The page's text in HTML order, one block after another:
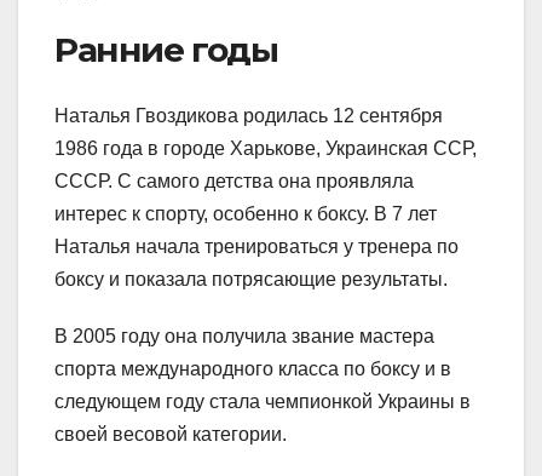
Ранние годы
Наталья Гвоздикова родилась 12 сентября
1986 года в городе Харькове, Украинская ССР,
СССР. С самого детства она проявляла
интерес к спорту, особенно к боксу. В 7 лет
Наталья начала тренироваться у тренера по
боксу и показала потрясающие результаты.
В 2005 году она получила звание мастера
спорта международного класса по боксу и в
следующем году стала чемпионкой Украины в
своей весовой категории.